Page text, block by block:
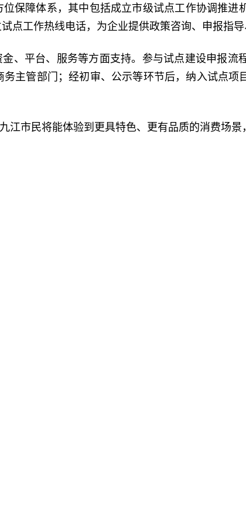
保障体系，其中包括成立市级试点工作协调推
点工作热线电话，为企业提供政策咨询、申报指导
、平台、服务等方面支持。参与试点建设申报
主管部门；经初审、公示等环节后，纳入试点
江市民将能体验到更具特色、更有品质的消费场